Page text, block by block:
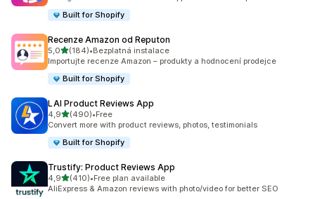
Built for Shopify
Recenze Amazon od Reputon
5,0z 5 hvězd
(184)
Celkový počet recenzí: 184
•Bezplatná instalace
Importujte recenze Amazon – produkty a hodnocení prodejce
Built for Shopify
LAI Product Reviews App
4,9z 5 hvězd
(490)
Celkový počet recenzí: 490
•Free
Convert more with product reviews, photos, testimonials
Built for Shopify
Trustify: Product Reviews App
4,9z 5 hvězd
(410)
Celkový počet recenzí: 410
•Free plan available
AliExpress & Amazon reviews with photo/video for better SEO